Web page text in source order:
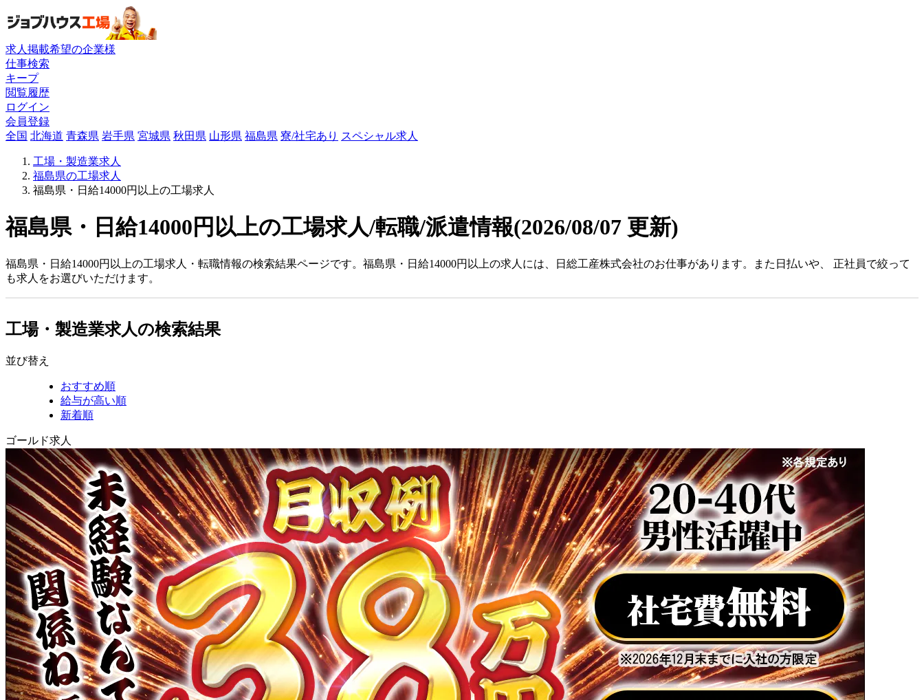
求人掲載希望の企業様
仕事検索
キープ
閲覧履歴
ログイン
会員登録
全国 北海道 青森県 岩手県 宮城県 秋田県 山形県 福島県 寮/社宅あり スペシャル求人
工場・製造業求人
福島県の工場求人
福島県・日給14000円以上の工場求人
福島県・日給14000円以上の工場求人/転職/派遣情報(2026/08/07 更新)
福島県・日給14000円以上の工場求人・転職情報の検索結果ページです。福島県・日給14000円以上の求人には、日総工産株式会社のお仕事があります。また日払いや、 正社員で絞って
も求人をお選びいただけます。
工場・製造業求人の検索結果
並び替え
おすすめ順
給与が高い順
新着順
ゴールド求人